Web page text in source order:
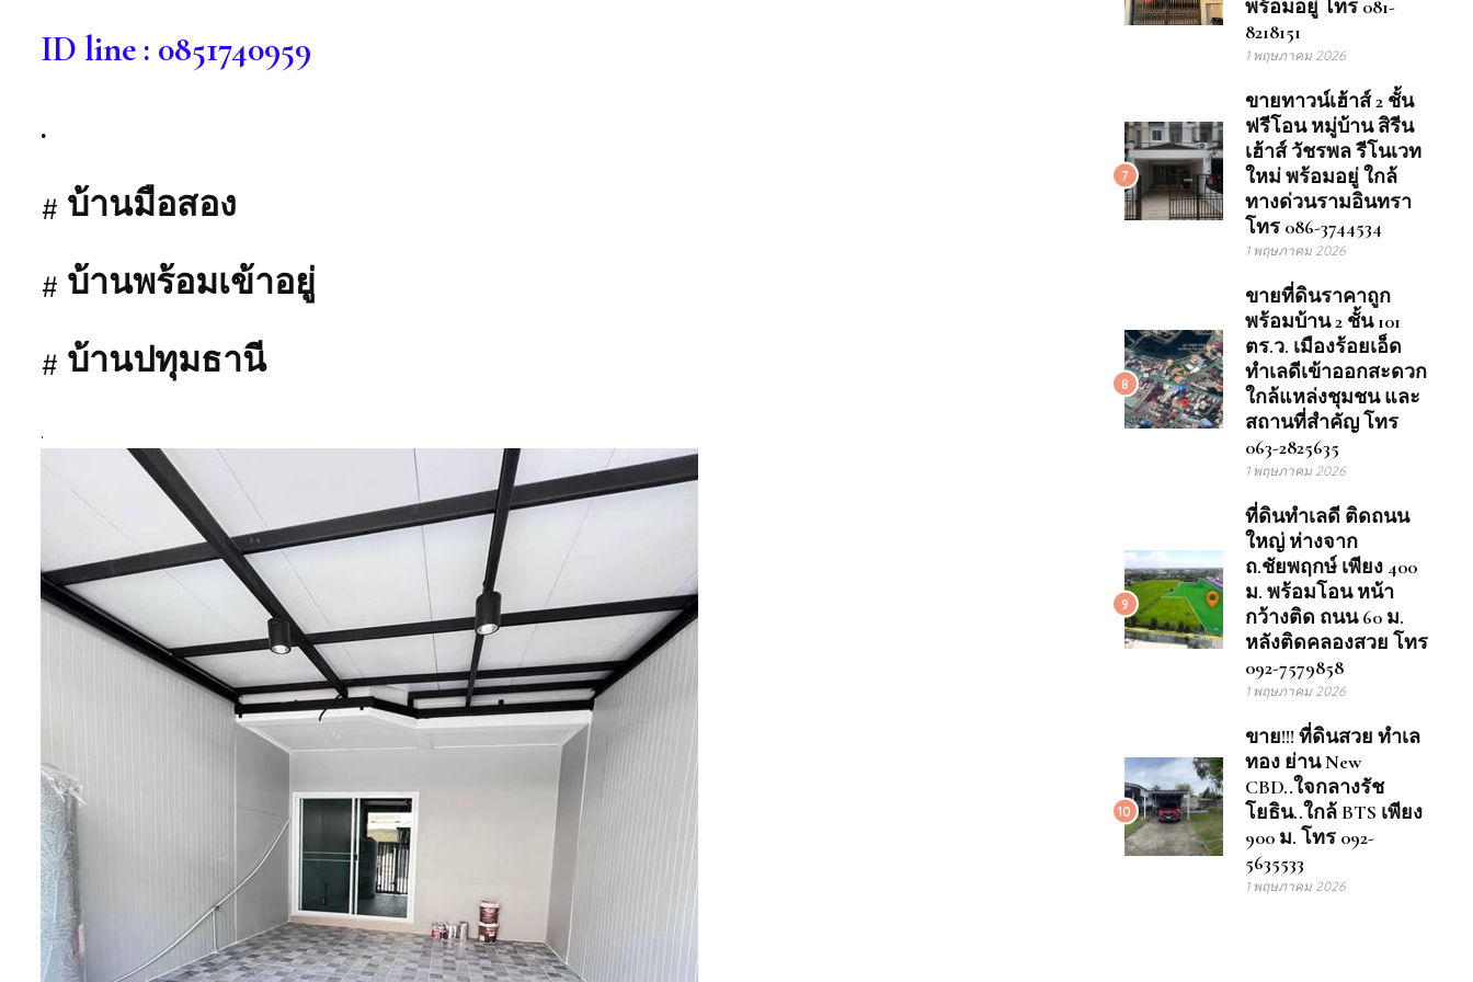
ID line : 0851740959
.
# บ้านมือสอง
# บ้านพร้อมเข้าอยู่
# บ้านปทุมธานี
.
พร้อมอยู่ โทร 081-
8218151
1 พฤษภาคม 2026
7
ขายทาวน์เฮ้าส์ 2 ชั้น
ฟรีโอน หมู่บ้าน สิรีน
เฮ้าส์ วัชรพล รีโนเวท
ใหม่ พร้อมอยู่ ใกล้
ทางด่วนรามอินทรา
โทร 086-3744534
1 พฤษภาคม 2026
8
ขายที่ดินราคาถูก
พร้อมบ้าน 2 ชั้น 101
ตร.ว. เมืองร้อยเอ็ด
ทำเลดีเข้าออกสะดวก
ใกล้แหล่งชุมชน และ
สถานที่สำคัญ โทร
063-2825635
1 พฤษภาคม 2026
9
ที่ดินทำเลดี ติดถนน
ใหญ่ ห่างจาก
ถ.ชัยพฤกษ์ เพียง 400
ม. พร้อมโอน หน้า
กว้างติด ถนน 60 ม.
หลังติดคลองสวย โทร
092-7579858
1 พฤษภาคม 2026
10
ขาย!!! ที่ดินสวย ทำเล
ทอง ย่าน New
CBD..ใจกลางรัช
โยธิน..ใกล้ BTS เพียง
900 ม. โทร 092-
5635533
1 พฤษภาคม 2026